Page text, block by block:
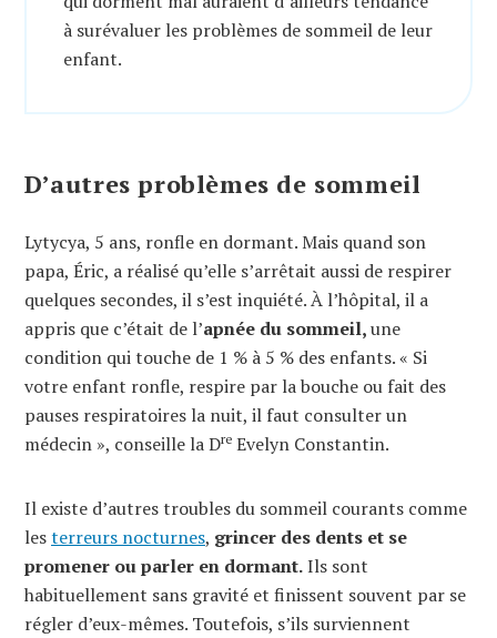
à surévaluer les problèmes de sommeil de leur
enfant.
D’autres problèmes de sommeil
Lytycya, 5 ans, ronfle en dormant. Mais quand son
papa, Éric, a réalisé qu’elle s’arrêtait aussi de respirer
quelques secondes, il s’est inquiété. À l’hôpital, il a
appris que c’était de l’apnée du sommeil,une
condition qui touche de 1 % à 5 % des enfants. « Si
votre enfant ronfle, respire par la bouche ou fait des
pauses respiratoires la nuit, il faut consulter un
médecin », conseille la Dre Evelyn Constantin.
Il existe d’autres troubles du sommeil courants comme
lesterreurs nocturnes, grincer des dents et se
promener ou parler en dormant.Ils sont
habituellement sans gravité et finissent souvent par se
régler d’eux-mêmes. Toutefois, s’ils surviennent